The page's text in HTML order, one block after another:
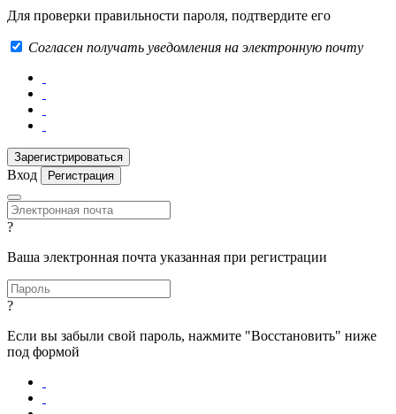
Для проверки правильности пароля, подтвердите его
Согласен получать уведомления на электронную почту
Вход Регистрация
?
Ваша электронная почта указанная при регистрации
?
Если вы забыли свой пароль, нажмите "Восстановить" ниже
под формой